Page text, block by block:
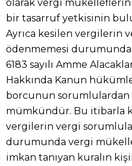
olarak vergi
bir tasarruf yetkisinin
Ayrıca kesilen vergilerin
ödenmemesi durumunda
6183 sayılı Amme
Hakkında Kanun
borcunun sorumlulardan
mümkündür. Bu itibarla
vergilerin vergi
durumunda vergi
imkan tanıyan kuralın